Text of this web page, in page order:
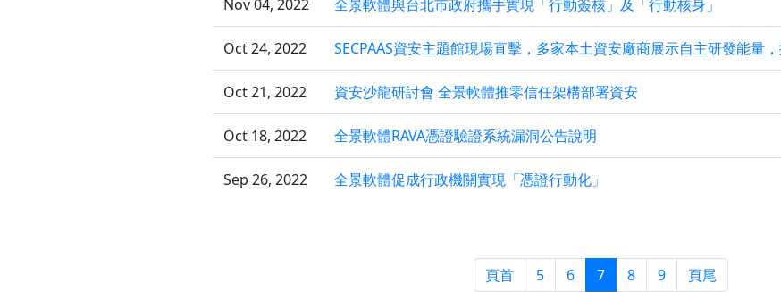
Nov 04, 2022 全景軟體與台北市政府攜手實現「行動簽核」及「行動核身」
Oct 24, 2022 SECPAAS資安主題館現場直擊，多家本土資安廠商展示自主研發能量
Oct 21, 2022 資安沙龍研討會 全景軟體推零信任架構部署資安
Oct 18, 2022 全景軟體RAVA憑證驗證系統漏洞公告說明
Sep 26, 2022 全景軟體促成行政機關實現「憑證行動化」
頁首 5 6 7 8 9 頁尾